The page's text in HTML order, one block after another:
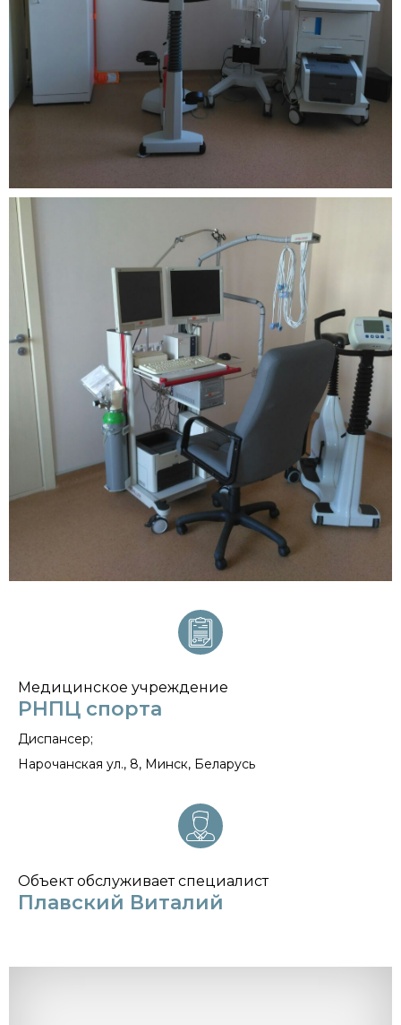
Медицинское учреждение
РНПЦ спорта
Диспансер;
Нарочанская ул., 8, Минск, Беларусь
Объект обслуживает специалист
Плавский Виталий